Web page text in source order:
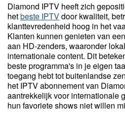
Diamond IPTV heeft zich
hetbeste IPTVdoor kwaliteit,
klanttevredenheid hoog in het
Klanten kunnen genieten van
aan HD-zenders, waaronder
internationale content. Dit
beste programma's in je eigen
toegang hebt tot buitenlandse
het IPTV abonnement van
aantrekkelijk voor internationale
hun favoriete shows niet willen